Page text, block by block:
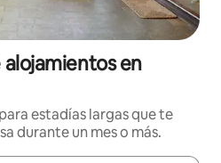
en
estadías largas que te
durante un mes o más.